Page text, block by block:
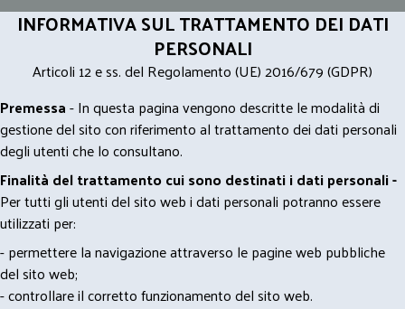
INFORMATIVA SUL TRATTAMENTO DEI DATI
PERSONALI
Articoli 12 e ss. del Regolamento (UE) 2016/679 (GDPR)
Premessa- In questa pagina vengono descritte le modalità di
gestione del sito con riferimento al trattamento dei dati personali
degli utenti che lo consultano.
Finalità del trattamento cui sono destinati i dati personali -
Per tutti gli utenti del sito web i dati personali potranno essere
utilizzati per:
- permettere la navigazione attraverso le pagine web pubbliche
del sito web;
- controllare il corretto funzionamento del sito web.